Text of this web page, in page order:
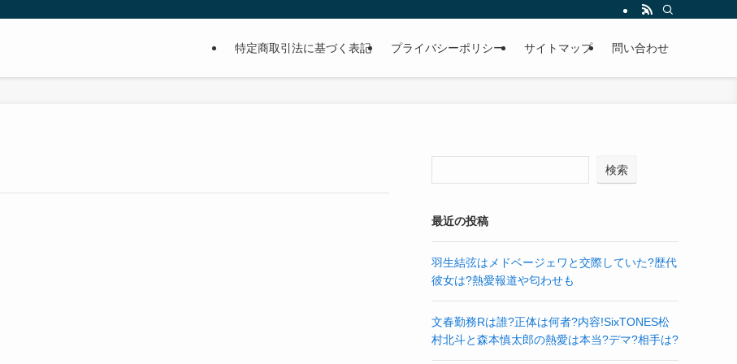
特定商取引法に基づく表記 プライバシーポリシー サイトマップ 問い合わせ
検索
最近の投稿
羽生結弦はメドベージェワと交際していた?歴代
彼女は?熱愛報道や匂わせも
文春勤務Rは誰?正体は何者?内容!SixTONES松
村北斗と森本慎太郎の熱愛は本当?デマ?相手は?